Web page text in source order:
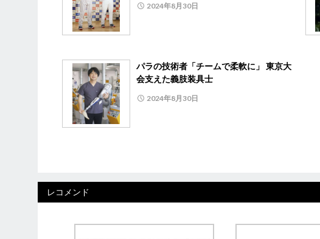
2024年8月30日
パラの技術者「チームで柔軟に」 東京大
会支えた義肢装具士
2024年8月30日
レコメンド